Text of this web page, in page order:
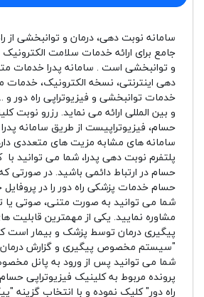
سامانه نوبت دهی، درمان و توانبخشی از
جامع برای ارائه خدمات سلامت
و توانبخشی است . سامانه پدرا خدمات
دهی اینترنتی، نسخه الکترونیک، خدمات
خدمات توانبخشی و فیزیوتراپی راه دور
و بین المللی ارائه می نماید. رزرو نوبت
حسام، فیزیوتراپیست از طریق سامانه
سامانه های مشابه مزیت های متعددی
پلتفرم نوبت دهی پدرا، شما می توانید با
حسام در ارتباط دائمی باشید. در صورتی
حسام خدمات پزشکی راه دور را در
شما می توانید به صورت متنی، صوتی یا
مشاوره نمایید. یکی از مهمترین قابلیت
پیگیری درمان توسط پزشک و بیمار است
"سیستم مخصوص پیگیری و گزارش
شما می توانید پس از ورود به پانل
پرونده مربوط به کلینیک فیزیوتراپی
راه دور" کلیک نموده و با انتخاب گزینه